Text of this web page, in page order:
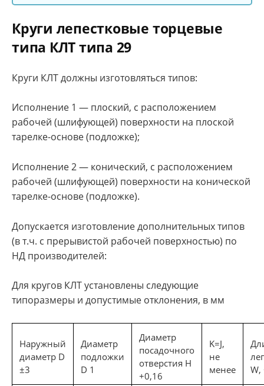
Круги лепестковые торцевые
типа КЛТ типа 29
Круги КЛТ должны изготовляться типов:
Исполнение 1 — плоский, с расположением
рабочей (шлифующей) поверхности на плоской
тарелке-основе (подложке);
Исполнение 2 — конический, с расположением
рабочей (шлифующей) поверхности на конической
тарелке-основе (подложке).
Допускается изготовление дополнительных типов
(в т.ч. с прерывистой рабочей поверхностью) по
НД производителей:
Для кругов КЛТ установлены следующие
типоразмеры и допустимые отклонения, в мм
Наружный
диаметр D
±3
Диаметр
подложки
D 1
Диаметр
посадочного
отверстия H
+0,16
K=J,
не
менее
W,